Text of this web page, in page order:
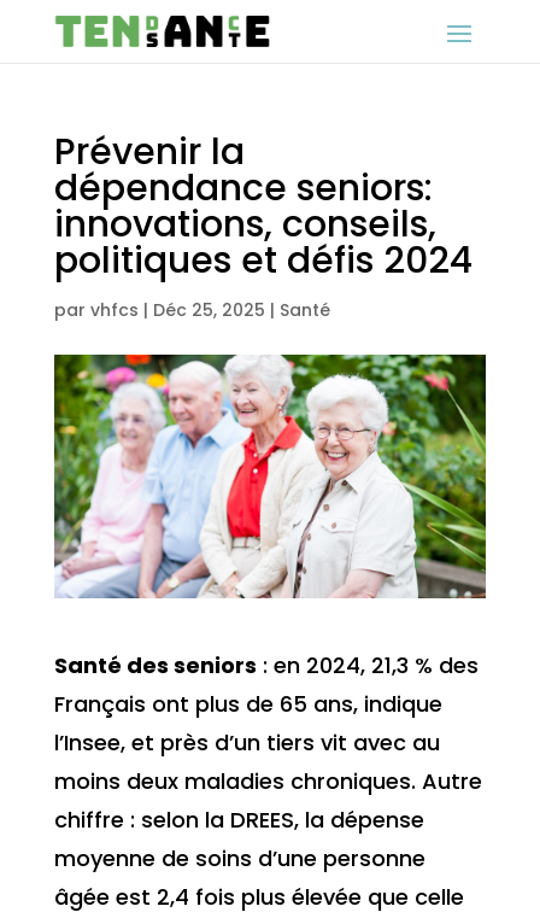
Prévenir la
dépendance seniors:
innovations, conseils,
politiques et défis 2024
par vhfcs | Déc 25, 2025 | Santé
Santé des seniors : en 2024, 21,3 % des
Français ont plus de 65 ans, indique
l’Insee, et près d’un tiers vit avec au
moins deux maladies chroniques. Autre
chiffre : selon la DREES, la dépense
moyenne de soins d’une personne
âgée est 2,4 fois plus élevée que celle